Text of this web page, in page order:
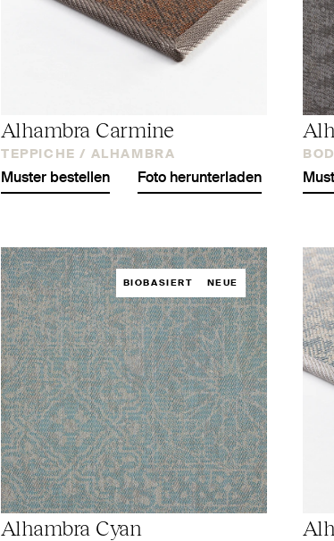
Alhambra Carmine
TEPPICHE / ALHAMBRA
Muster bestellen Foto herunterladen
BIOBASIERT NEUE
Alhambra Cyan